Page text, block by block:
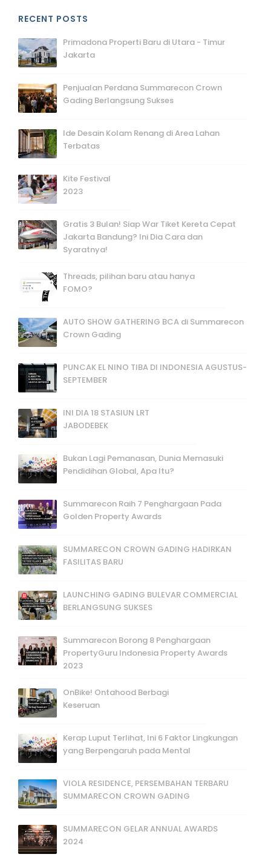
RECENT POSTS
Primadona Properti Baru di Utara - Timur
Jakarta
Penjualan Perdana Summarecon Crown
Gading Berlangsung Sukses
Ide Desain Kolam Renang di Area Lahan
Terbatas
Kite Festival
2023
Gratis 3 Bulan! Siap War Tiket Kereta Cepat
Jakarta Bandung? Ini Dia Cara dan
Syaratnya!
Threads, pilihan baru atau hanya
FOMO?
AUTO SHOW GATHERING BCA di Summarecon
Crown Gading
PUNCAK EL NINO TIBA DI INDONESIA AGUSTUS-
SEPTEMBER
INI DIA 18 STASIUN LRT
JABODEBEK
Bukan Lagi Pemanasan, Dunia Memasuki
Pendidihan Global, Apa Itu?
Summarecon Raih 7 Penghargaan Pada
Golden Property Awards
SUMMARECON CROWN GADING HADIRKAN
FASILITAS BARU
LAUNCHING GADING BULEVAR COMMERCIAL
BERLANGSUNG SUKSES
Summarecon Borong 8 Penghargaan
PropertyGuru Indonesia Property Awards
2023
OnBike! Ontahood Berbagi
Keseruan
Kerap Luput Terlihat, Ini 6 Faktor Lingkungan
yang Berpengaruh pada Mental
VIOLA RESIDENCE, PERSEMBAHAN TERBARU
SUMMARECON CROWN GADING
SUMMARECON GELAR ANNUAL AWARDS
2024